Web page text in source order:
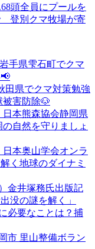
頭全員にプールを
登別クマ牧場が寄
手県雫石町でクマ
田県でクマ対策勉強
害防除🐶
日本熊森協会静岡県
自然を守りましょ
日本奥山学会オンラ
く地球のダイナミ
金井塚務氏出版記
没の謎を解く」
必要なことは？捕
市 里山整備ボラン